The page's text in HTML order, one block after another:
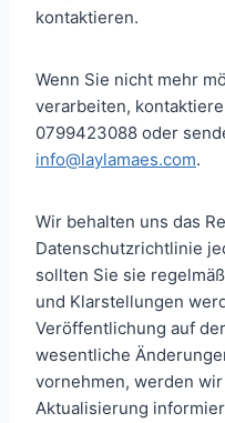
kontaktieren.
Wenn Sie nicht mehr
verarbeiten,
0799423088 oder
info@laylamaes.com.
Wir behalten uns das
Datenschutzrichtlinie
sollten Sie sie
und Klarstellungen
Veröffentlichung auf
wesentliche
vornehmen, werden
Aktualisierung